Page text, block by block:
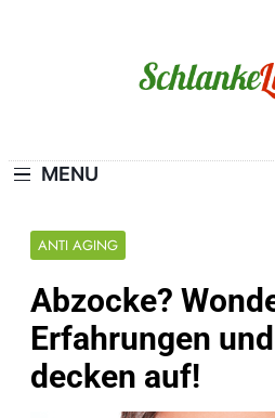
MENU
ANTI AGING
Abzocke?
Erfahrungen
decken auf!